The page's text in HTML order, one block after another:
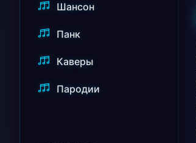
Шансон
Панк
Каверы
Пародии